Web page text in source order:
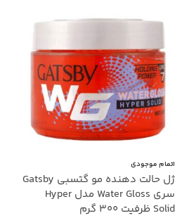
اتمام موجودی
ژل حالت دهنده مو گتسبی Gatsby
سری Water Gloss مدل Hyper
Solid ظرفیت 300 گرم